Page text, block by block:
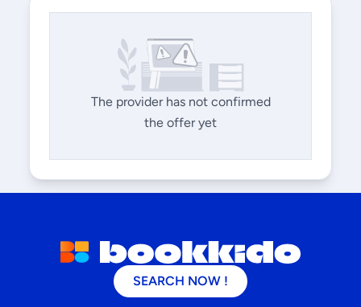
The provider has not confirmed
the offer yet
SEARCH NOW !